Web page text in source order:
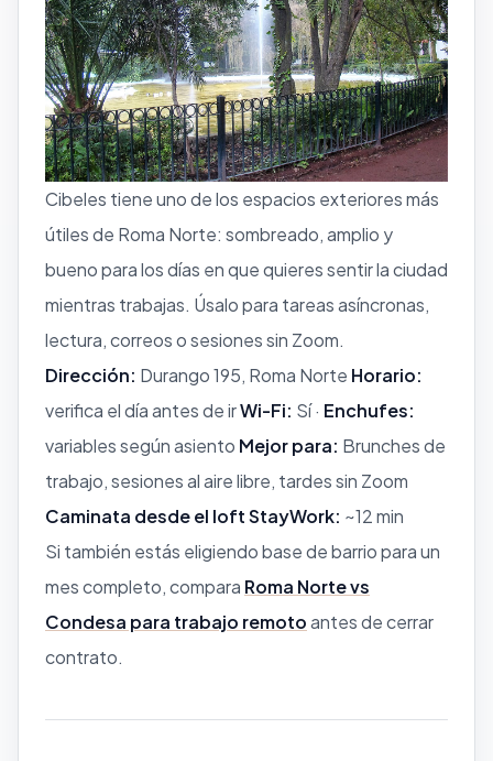
Cibeles tiene uno de los espacios exteriores más
útiles de Roma Norte: sombreado, amplio y
bueno para los días en que quieres sentir la ciudad
mientras trabajas. Úsalo para tareas asíncronas,
lectura, correos o sesiones sin Zoom.
Dirección: Durango 195, Roma Norte Horario:
verifica el día antes de irWi-Fi: Sí · Enchufes:
variables según asiento Mejor para: Brunches de
trabajo, sesiones al aire libre, tardes sin Zoom
Caminata desde el loft StayWork: ~12 min
Si también estás eligiendo base de barrio para un
mes completo, compara Roma Norte vs
Condesa para trabajo remotoantes de cerrar
contrato.